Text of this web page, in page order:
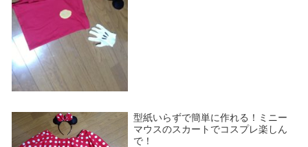
型紙いらずで簡単に作れる！ミニー
マウスのスカートでコスプレ楽しん
で！